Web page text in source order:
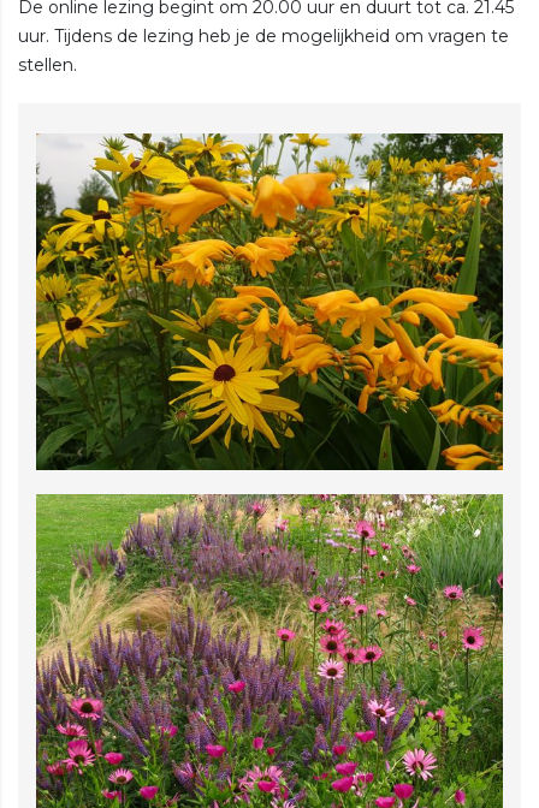
De online lezing begint om 20.00 uur en duurt tot ca. 21.45
uur. Tijdens de lezing heb je de mogelijkheid om vragen te
stellen.